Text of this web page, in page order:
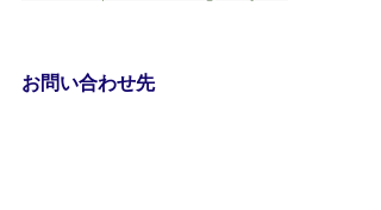
お問い合わせ先